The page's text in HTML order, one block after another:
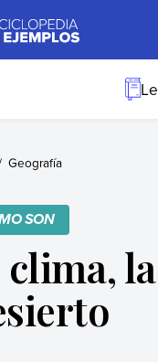
ejemplos.
Geografía
SON